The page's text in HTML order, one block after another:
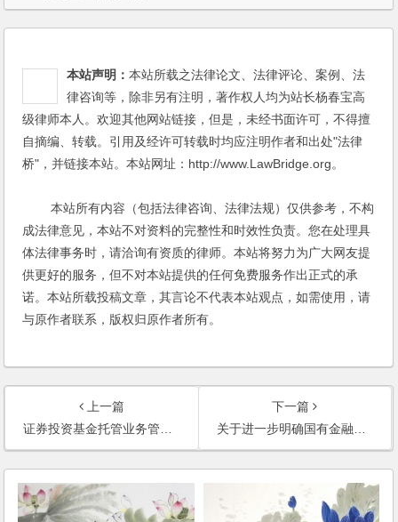
本站声明：本站所载之法律论文、法律评论、案例、法
律咨询等，除非另有注明，著作权人均为站长杨春宝高
级律师本人。欢迎其他网站链接，但是，未经书面许可，不得擅
自摘编、转载。引用及经许可转载时均应注明作者和出处"法律
桥"，并链接本站。本站网址：http://www.LawBridge.org。
本站所有内容（包括法律咨询、法律法规）仅供参考，不构
成法律意见，本站不对资料的完整性和时效性负责。您在处理具
体法律事务时，请洽询有资质的律师。本站将努力为广大网友提
供更好的服务，但不对本站提供的任何免费服务作出正式的承
诺。本站所载投稿文章，其言论不代表本站观点，如需使用，请
与原作者联系，版权归原作者所有。
上一篇
证券投资基金托管业务管理办法
下一篇
关于进一步明确国有金融企业直接股权投资有关资产管理问题的通知